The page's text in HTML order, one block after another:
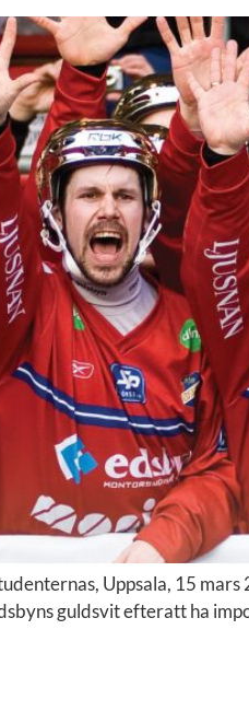
Uppsala, 15 mars
guldsvit efteratt ha